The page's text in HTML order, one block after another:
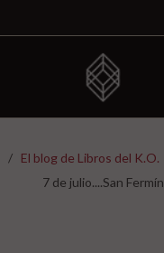
/ El blog de Libros del K.O.
7 de julio....San Fermín